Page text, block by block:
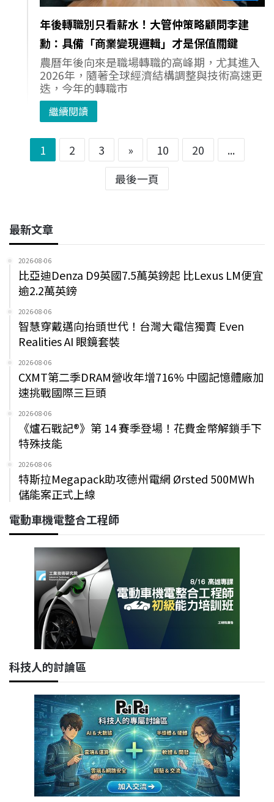
年後轉職別只看薪水！大管仲策略顧問李建
勳：具備「商業變現邏輯」才是保值關鍵
農曆年後向來是職場轉職的高峰期，尤其進入
2026年，隨著全球經濟結構調整與技術高速更
迭，今年的轉職市
繼續閱讀
1 2 3 » 10 20
...
最後一頁
最新文章
2026-08-06
比亞迪Denza D9英國7.5萬英鎊起 比Lexus LM便宜
逾2.2萬英鎊
2026-08-06
智慧穿戴邁向抬頭世代！台灣大電信獨賣 Even
Realities AI 眼鏡套裝
2026-08-06
CXMT第二季DRAM營收年增716% 中國記憶體廠加
速挑戰國際三巨頭
2026-08-06
《爐石戰記®》第 14 賽季登場！花費金幣解鎖手下
特殊技能
2026-08-06
特斯拉Megapack助攻德州電網 Ørsted 500MWh
儲能案正式上線
電動車機電整合工程師
科技人的討論區